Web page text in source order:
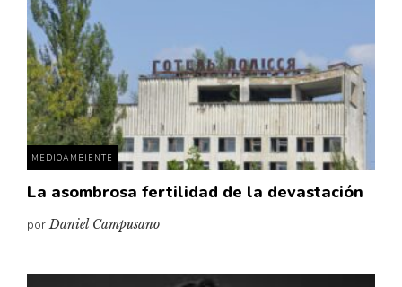
MEDIOAMBIENTE
La asombrosa fertilidad de la devastación
porDaniel Campusano